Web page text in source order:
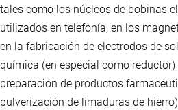
tales como los núcleos de bobinas
utilizados en telefonía, en los
en la fabricación de electrodos de
química (en especial como reductor)
preparación de productos
pulverización de limaduras de